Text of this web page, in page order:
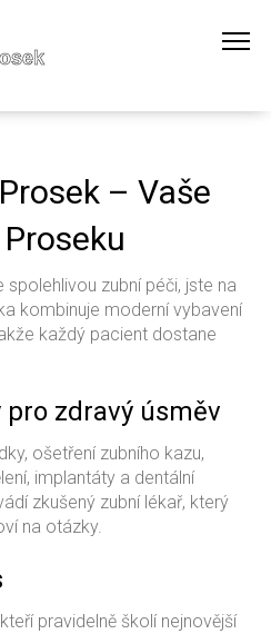
– Vaše
zubní péči, jste na
kombinuje moderní vybavení
každý pacient dostane
zdravý úsměv
ošetření zubního kazu,
implantáty a dentální
zkušený zubní lékař, který
na otázky.
pravidelně školí nejnovější